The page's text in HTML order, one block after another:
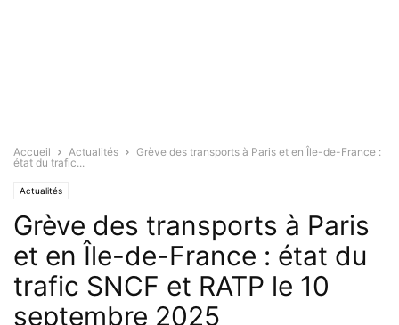
Accueil Actualités
Grève des transports à Paris et en Île-de-France :
état du trafic...
Actualités
Grève des transports à Paris
et en Île-de-France : état du
trafic SNCF et RATP le 10
septembre 2025